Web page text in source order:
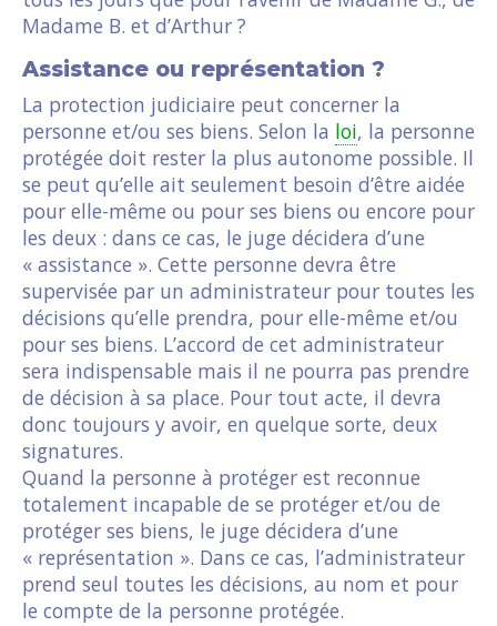
Madame B. et d’Arthur ?
Assistance ou représentation ?
La protection judiciaire peut concerner la
personne et/ou ses biens. Selon la loi, la personne
protégée doit rester la plus autonome possible. Il
se peut qu’elle ait seulement besoin d’être aidée
pour elle-même ou pour ses biens ou encore pour
les deux : dans ce cas, le juge décidera d’une
« assistance ». Cette personne devra être
supervisée par un administrateur pour toutes les
décisions qu’elle prendra, pour elle-même et/ou
pour ses biens. L’accord de cet administrateur
sera indispensable mais il ne pourra pas prendre
de décision à sa place. Pour tout acte, il devra
donc toujours y avoir, en quelque sorte, deux
signatures.
Quand la personne à protéger est reconnue
totalement incapable de se protéger et/ou de
protéger ses biens, le juge décidera d’une
« représentation ». Dans ce cas, l’administrateur
prend seul toutes les décisions, au nom et pour
le compte de la personne protégée.